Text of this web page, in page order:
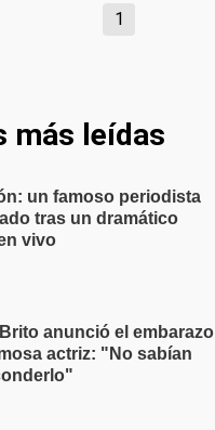
1
más leídas
un famoso periodista
tras un dramático
vivo
anunció el embarazo
actriz: "No sabían